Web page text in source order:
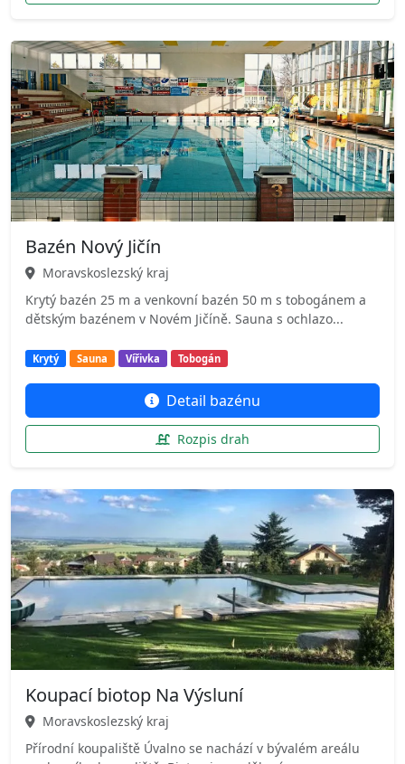
Bazén Nový Jičín
Moravskoslezský kraj
Krytý bazén 25 m a venkovní bazén 50 m s tobogánem a
dětským bazénem v Novém Jičíně. Sauna s ochlazo...
Krytý Sauna Vířivka Tobogán
Detail bazénu
Rozpis drah
Koupací biotop Na Výsluní
Moravskoslezský kraj
Přírodní koupaliště Úvalno se nachází v bývalém areálu